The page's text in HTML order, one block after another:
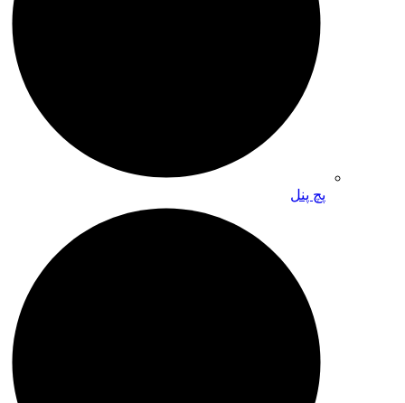
پچ پنل